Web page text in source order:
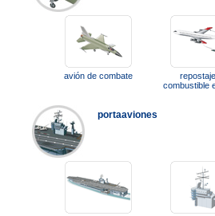
avión de combate
combustible
portaaviones